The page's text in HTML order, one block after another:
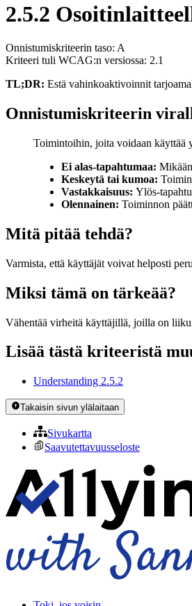
2.5.2
Onnistumiskriteerin taso: A
Kriteeri tuli WCAG:n versiossa: 2.1
TL;DR: Estä vahinkoaktivoinnit
Onnistumiskriteerin
Toimintoihin, joita voidaan käyttää
Ei alas-tapahtumaa:
Keskeytä tai kumoa:
Vastakkaisuus: Ylös-
Olennainen: Toiminnon
Mitä pitää tehdä?
Varmista, että käyttäjät voivat helposti
Miksi tämä on tärkeää?
Vähentää virheitä käyttäjillä, joilla on
Lisää tästä kriteeristä
Understanding 2.5.2
Takaisin sivun ylälaitaan
Sivukartta
Saavutettavuusseloste